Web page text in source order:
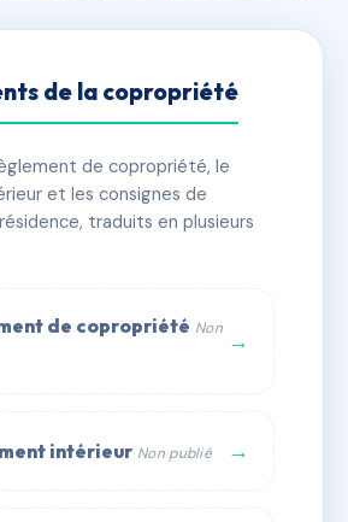
🏠 28 lots 🏗 1 bâtiment(s)
Digital
de la copropriété
de copropriété, le
et les consignes de
traduits en plusieurs
de copropriété Non →
intérieur Non publié →